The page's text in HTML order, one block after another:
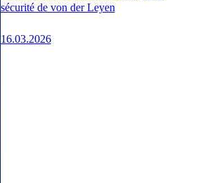
sécurité de von der Leyen
16.03.2026